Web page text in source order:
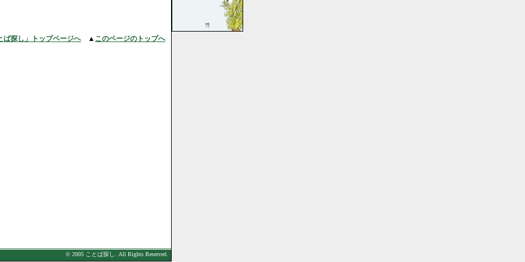
ば探し」トップページへ▲ このページのトップへ
© 2005 ことば探し. All Rights Reserved.